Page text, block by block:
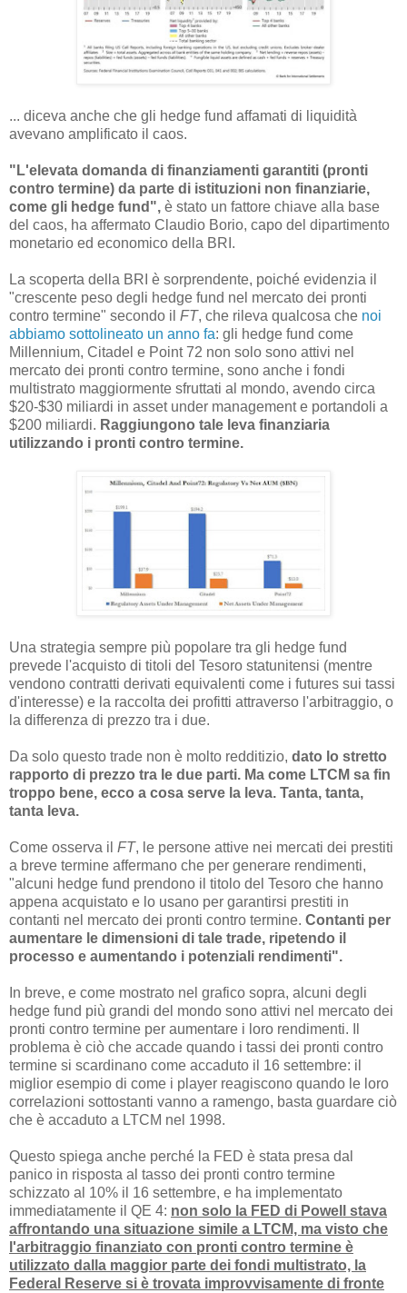
... diceva anche che gli hedge fund affamati di liquidità
avevano amplificato il caos.
"L'elevata domanda di finanziamenti garantiti (pronti
contro termine) da parte di istituzioni non finanziarie,
come gli hedge fund", è stato un fattore chiave alla base
del caos, ha affermato Claudio Borio, capo del dipartimento
monetario ed economico della BRI.
La scoperta della BRI è sorprendente, poiché evidenzia il
"crescente peso degli hedge fund nel mercato dei pronti
contro termine" secondo il FT, che rileva qualcosa che noi
abbiamo sottolineato un anno fa: gli hedge fund come
Millennium, Citadel e Point 72 non solo sono attivi nel
mercato dei pronti contro termine, sono anche i fondi
multistrato maggiormente sfruttati al mondo, avendo circa
$20-$30 miliardi in asset under management e portandoli a
$200 miliardi. Raggiungono tale leva finanziaria
utilizzando i pronti contro termine.
Una strategia sempre più popolare tra gli hedge fund
prevede l'acquisto di titoli del Tesoro statunitensi (mentre
vendono contratti derivati ​​equivalenti come i futures sui tassi
d'interesse) e la raccolta dei profitti attraverso l'arbitraggio, o
la differenza di prezzo tra i due.
Da solo questo trade non è molto redditizio, dato lo stretto
rapporto di prezzo tra le due parti. Ma come LTCM sa fin
troppo bene, ecco a cosa serve la leva. Tanta, tanta,
tanta leva.
Come osserva il FT, le persone attive nei mercati dei prestiti
a breve termine affermano che per generare rendimenti,
"alcuni hedge fund prendono il titolo del Tesoro che hanno
appena acquistato e lo usano per garantirsi prestiti in
contanti nel mercato dei pronti contro termine. Contanti per
aumentare le dimensioni di tale trade, ripetendo il
processo e aumentando i potenziali rendimenti".
In breve, e come mostrato nel grafico sopra, alcuni degli
hedge fund più grandi del mondo sono attivi nel mercato dei
pronti contro termine per aumentare i loro rendimenti. Il
problema è ciò che accade quando i tassi dei pronti contro
termine si scardinano come accaduto il 16 settembre: il
miglior esempio di come i player reagiscono quando le loro
correlazioni sottostanti vanno a ramengo, basta guardare ciò
che è accaduto a LTCM nel 1998.
Questo spiega anche perché la FED è stata presa dal
panico in risposta al tasso dei pronti contro termine
schizzato al 10% il 16 settembre, e ha implementato
immediatamente il QE 4: non solo la FED di Powell stava
affrontando una situazione simile a LTCM, ma visto che
l'arbitraggio finanziato con pronti contro termine è
utilizzato dalla maggior parte dei fondi multistrato, la
Federal Reserve si è trovata improvvisamente di fronte